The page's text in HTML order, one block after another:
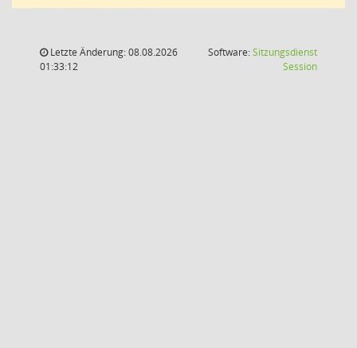
Letzte Änderung: 08.08.2026
01:33:12
Software:Sitzungsdienst
Session(Wird in